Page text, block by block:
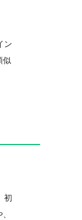
ン
似
初